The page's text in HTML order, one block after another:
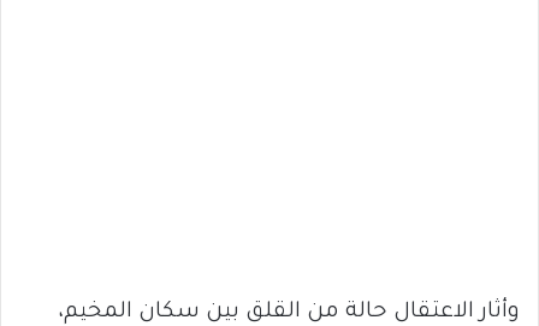
وأثار الاعتقال حالة من القلق بين سكان المخيم،